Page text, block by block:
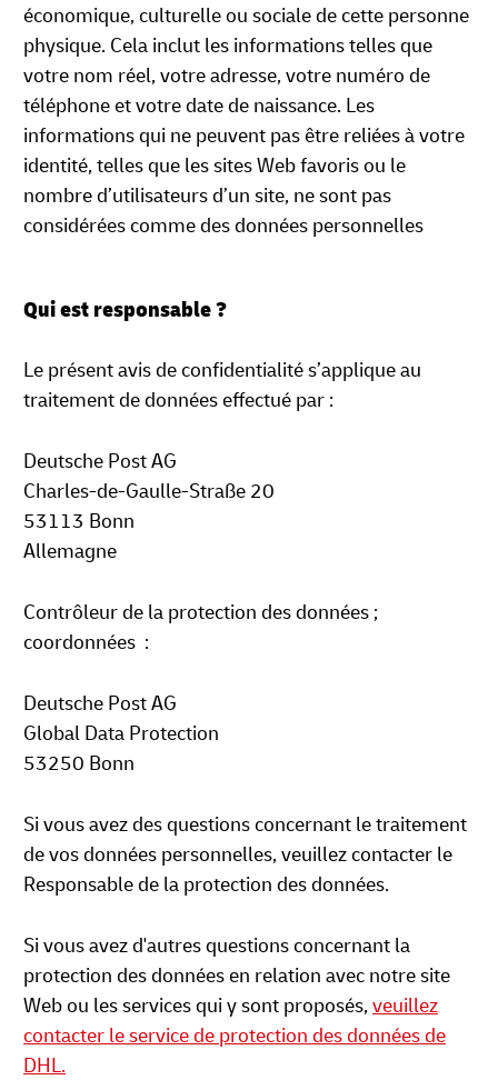
économique, culturelle ou sociale de cette personne
physique. Cela inclut les informations telles que
votre nom réel, votre adresse, votre numéro de
téléphone et votre date de naissance. Les
informations qui ne peuvent pas être reliées à votre
identité, telles que les sites Web favoris ou le
nombre d’utilisateurs d’un site, ne sont pas
considérées comme des données personnelles
Qui est responsable ?
Le présent avis de confidentialité s’applique au
traitement de données effectué par :
Deutsche Post AG
Charles-de-Gaulle-Straße 20
53113 Bonn
Allemagne
Contrôleur de la protection des données ;
coordonnées :
Deutsche Post AG
Global Data Protection
53250 Bonn
Si vous avez des questions concernant le traitement
de vos données personnelles, veuillez contacter le
Responsable de la protection des données.
Si vous avez d'autres questions concernant la
protection des données en relation avec notre site
Web ou les services qui y sont proposés, veuillez
contacter le service de protection des données de
DHL.